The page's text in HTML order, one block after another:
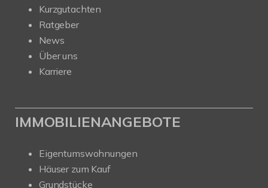
Kurzgutachten
Ratgeber
News
Über uns
Karriere
IMMOBILIENANGEBOTE
Eigentumswohnungen
Häuser zum Kauf
Grundstücke